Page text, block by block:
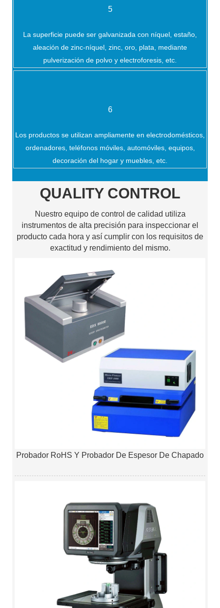
5
La superficie puede ser galvanizada con níquel, estaño,
aleación de zinc-níquel, zinc, oro, plata, mediante
pulverización de polvo y electroforesis, etc.
6
Los productos se utilizan ampliamente en electrodomésticos,
ordenadores, teléfonos móviles, automóviles, equipos,
decoración del hogar y muebles, etc.
QUALITY CONTROL
Nuestro equipo de control de calidad utiliza
instrumentos de alta precisión para inspeccionar el
producto cada hora y así cumplir con los requisitos de
exactitud y rendimiento del mismo.
Probador RoHS Y Probador De Espesor De Chapado